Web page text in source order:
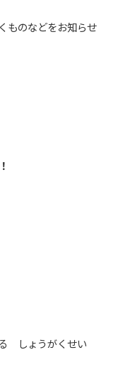
ものなどをお知らせ
しょうがくせい